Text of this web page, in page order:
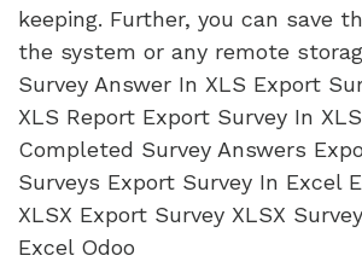
keeping. Further, you can save
the system or any remote
Survey Answer In XLS Export
XLS Report Export Survey In
Completed Survey Answers
Surveys Export Survey In Excel
XLSX Export Survey XLSX
Excel Odoo